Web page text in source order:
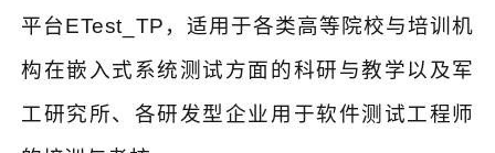
平台ETest_TP ，适用于各类高等院校与培训机
构在嵌入式系统测试方面的科研与教学以及军
工研究所、各研发型企业用于软件测试工程师